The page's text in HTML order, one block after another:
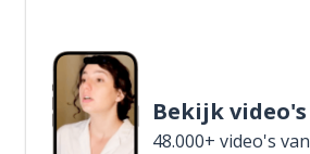
Bekijk video's
48.000+ video's van